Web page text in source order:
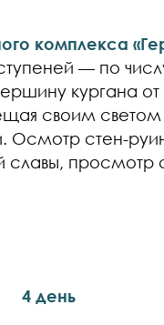
комплекса
— по
кургана
своим
Осмотр стен-
славы, просмотр
4 день